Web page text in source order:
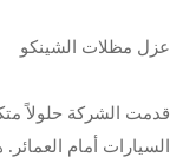
عزل مظلات الشينكو
قدمت الشركة حلولاً
السيارات أمام